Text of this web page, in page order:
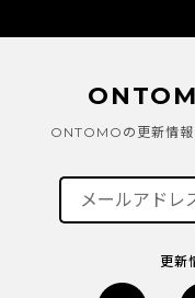
ONTOMOの更新情報
更新